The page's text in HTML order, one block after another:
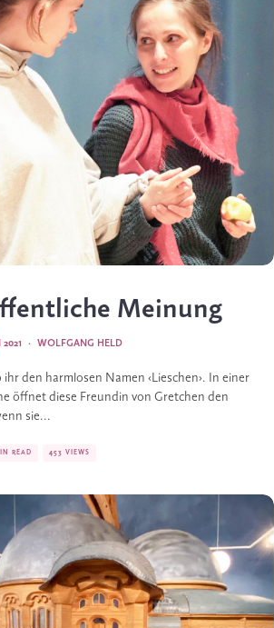
Meinung
WOLFGANG HELD
·
ihr den harmlosen Namen ‹Lieschen›. In einer
öffnet diese Freundin von Gretchen den
sie...
READ 453 VIEWS